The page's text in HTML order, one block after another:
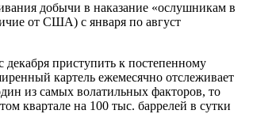
добычи в наказание «ослушникам в
от США) с января по август
приступить к постепенному
картель ежемесячно отслеживает
из самых волатильных факторов, то
квартале на 100 тыс. баррелей в сутки